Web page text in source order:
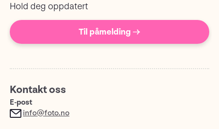
Hold deg oppdatert
Til påmelding →
Kontakt oss
E-post
info@foto.no